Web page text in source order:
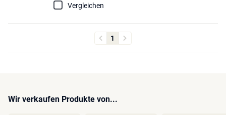
Vergleichen
1
Wir verkaufen Produkte von...